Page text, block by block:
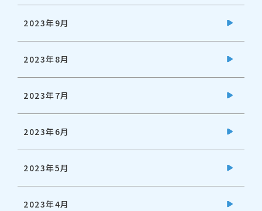
2023年9月
2023年8月
2023年7月
2023年6月
2023年5月
2023年4月